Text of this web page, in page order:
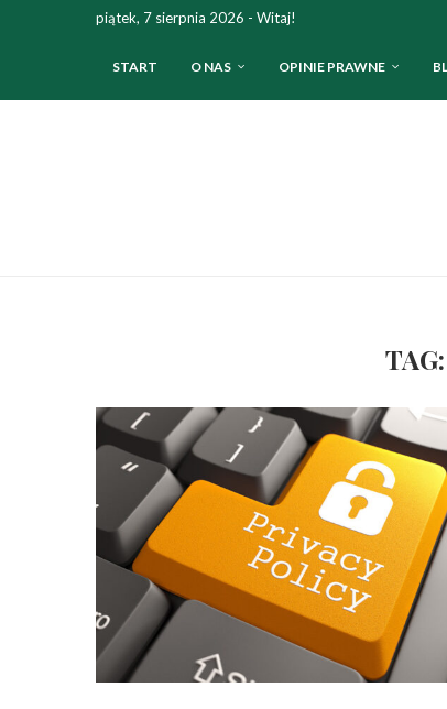
piątek, 7 sierpnia 2026 - Witaj!
START O NAS OPINIE PRAWNE
TAG: